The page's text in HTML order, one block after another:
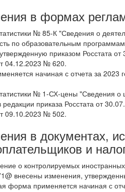
в формах
№ 85-К "Сведения о
по образовательным
приказом Росстата
04.12.2023 № 620.
начиная с отчета за 2023
№ 1-СХ-цены "Сведения о
редакции приказа Росстата от
09.10.2023 № 502.
в документах,
и
о контролируемых
внесены изменения,
форма применяется начиная с